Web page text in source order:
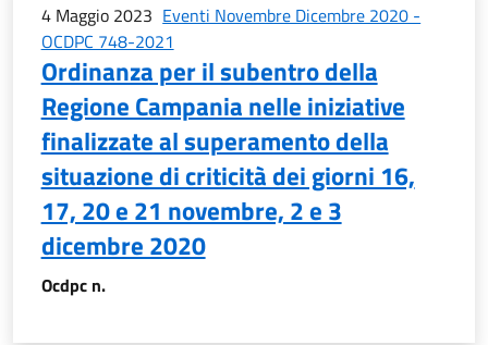
4 Maggio 2023 Eventi Novembre Dicembre 2020 -
OCDPC 748-2021
Ordinanza per il subentro della
Regione Campania nelle iniziative
finalizzate al superamento della
situazione di criticità dei giorni 16,
17, 20 e 21 novembre, 2 e 3
dicembre 2020
Ocdpc n.